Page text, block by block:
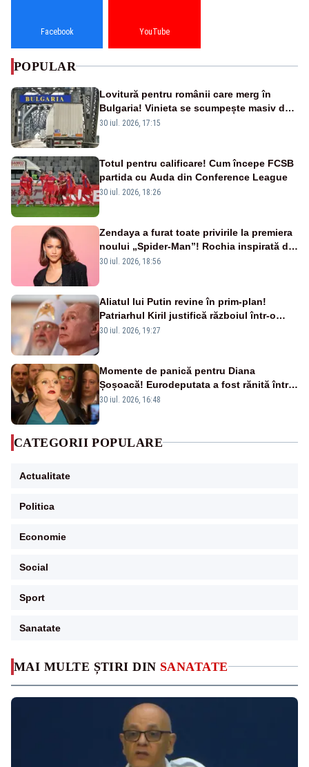
MAI MULTE ȘTIRI DIN SANATATE
Facebook YouTube
POPULAR
Lovitură pentru românii care merg în
Bulgaria! Vinieta se scumpește masiv de
la 1 august
30 iul. 2026, 17:15
Totul pentru calificare! Cum începe FCSB
partida cu Auda din Conference League
30 iul. 2026, 18:26
Zendaya a furat toate privirile la premiera
noului „Spider-Man”! Rochia inspirată de
pânza de păianjen a făcut senzație
30 iul. 2026, 18:56
Aliatul lui Putin revine în prim-plan!
Patriarhul Kiril justifică războiul într-o
nouă carte
30 iul. 2026, 19:27
Momente de panică pentru Diana
Șoșoacă! Eurodeputata a fost rănită într-
un accident rutier
30 iul. 2026, 16:48
CATEGORII POPULARE
Actualitate
Politica
Economie
Social
Sport
Sanatate